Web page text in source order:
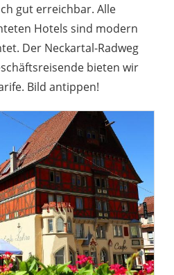
gut erreichbar. Alle
Hotels sind modern
Der Neckartal-Radweg
bieten wir
Bild antippen!